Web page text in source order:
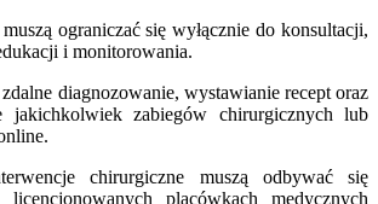
ograniczać się wyłącznie do konsultacji,
i monitorowania.
zdalne diagnozowanie, wystawianie recept oraz
jakichkolwiek zabiegów chirurgicznych lub
chirurgiczne muszą odbywać się
placówkach medycznych